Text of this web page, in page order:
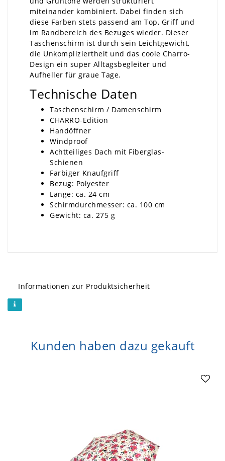
miteinander kombiniert. Dabei finden sich
diese Farben stets passend am Top, Griff und
im Randbereich des Bezuges wieder. Dieser
Taschenschirm ist durch sein Leichtgewicht,
die Unkompliziertheit und das coole Charro-
Design ein super Alltagsbegleiter und
Aufheller für graue Tage.
Technische Daten
Taschenschirm / Damenschirm
CHARRO-Edition
Handöffner
Windproof
Achtteiliges Dach mit Fiberglas-
Schienen
Farbiger Knaufgriff
Bezug: Polyester
Länge: ca. 24 cm
Schirmdurchmesser: ca. 100 cm
Gewicht: ca. 275 g
Informationen zur Produktsicherheit
Kunden haben dazu gekauft